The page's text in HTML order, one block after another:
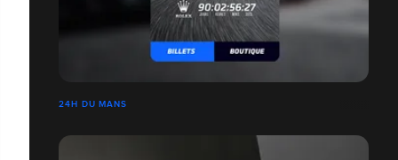
24H DU MANS